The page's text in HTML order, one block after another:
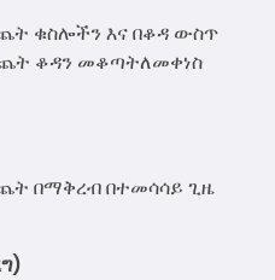
ቁስሎችን እና በቆዳ ውስጥ
ቆዳን መቆጣትለመቀነስ
በማቅረብ በተመሳሳይ ጊዜ